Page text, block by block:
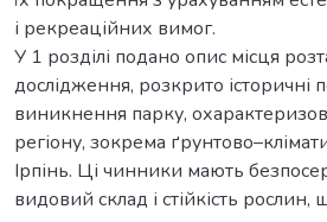
і рекреаційних вимог.
У 1 розділі подано опис місця
дослідження, розкрито історичні
виникнення парку,
регіону, зокрема
Ірпінь. Ці чинники мають
видовий склад і стійкість